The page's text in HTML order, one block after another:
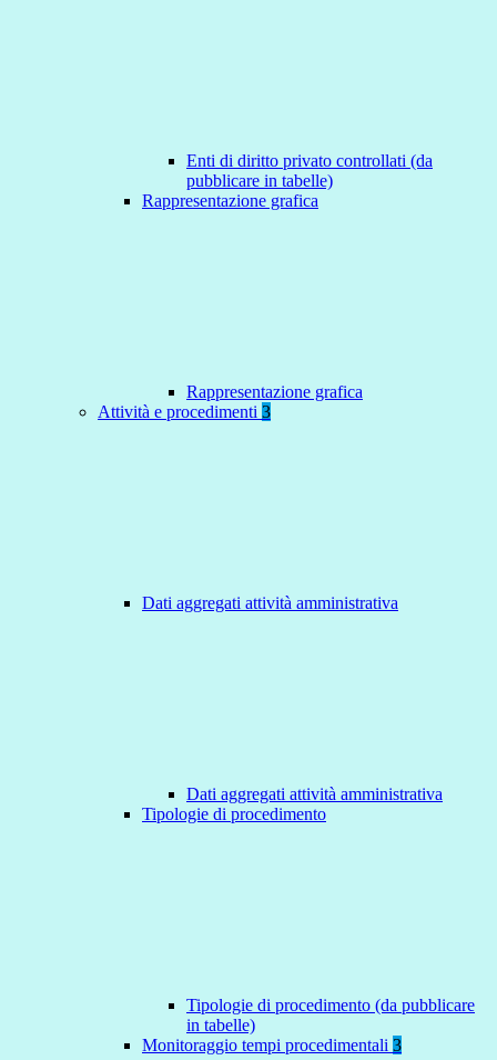
Enti di diritto privato controllati (da
pubblicare in tabelle)
Rappresentazione grafica
Rappresentazione grafica
Attività e procedimenti 3
Dati aggregati attività amministrativa
Dati aggregati attività amministrativa
Tipologie di procedimento
Tipologie di procedimento (da pubblicare
in tabelle)
Monitoraggio tempi procedimentali 3